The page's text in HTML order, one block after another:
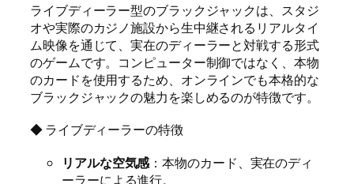
ライブディーラー型のブラックジャックは、スタジ
オや実際のカジノ施設から生中継されるリアルタイ
ム映像を通じて、実在のディーラーと対戦する形式
のゲームです。コンピューター制御ではなく、本物
のカードを使用するため、オンラインでも本格的な
ブラックジャックの魅力を楽しめるのが特徴です。
◆ ライブディーラーの特徴
リアルな空気感：本物のカード、実在のディ
ーラーによる進行。